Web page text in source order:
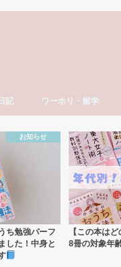
記 ワーホリ・留学
勉強法・参考書
みおりん本全
ご紹介
【お悩み別
の動画＆記事